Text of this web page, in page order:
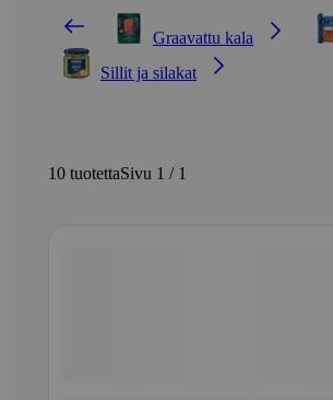
Graavattu kala
Sillit ja silakat
10 tuotettaSivu 1 / 1